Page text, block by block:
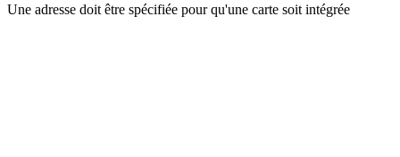
Une adresse doit être spécifiée pour qu'une carte soit intégrée